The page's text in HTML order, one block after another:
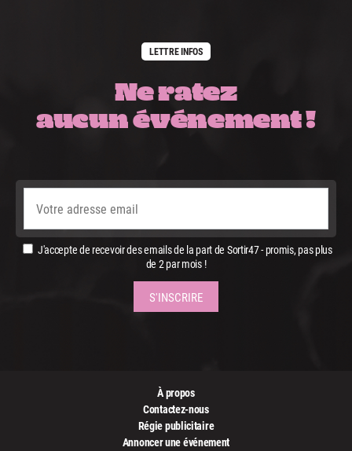
LETTRE INFOS
Ne ratez
aucun événement !
J'accepte de recevoir des emails de la part de Sortir47 - promis, pas plus
de 2 par mois !
À propos
Contactez-nous
Régie publicitaire
Annoncer une événement